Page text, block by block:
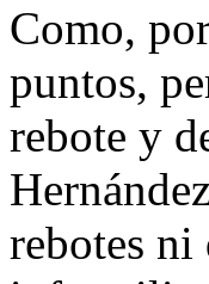
Como,
puntos,
rebote y
rebotes